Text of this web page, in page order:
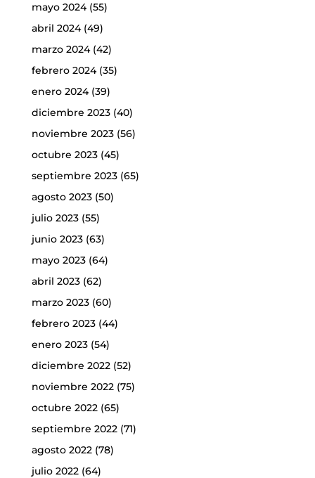
mayo 2024(55)
abril 2024(49)
marzo 2024(42)
febrero 2024(35)
enero 2024(39)
diciembre 2023(40)
noviembre 2023(56)
octubre 2023(45)
septiembre 2023(65)
agosto 2023(50)
julio 2023(55)
junio 2023(63)
mayo 2023(64)
abril 2023(62)
marzo 2023(60)
febrero 2023(44)
enero 2023(54)
diciembre 2022(52)
noviembre 2022(75)
octubre 2022(65)
septiembre 2022(71)
agosto 2022(78)
julio 2022(64)